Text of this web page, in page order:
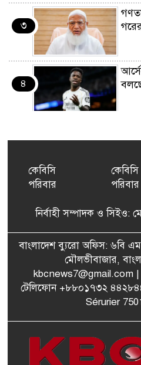
৩
৪
৫
কেবিসি
পরিবার
কেবিসি
পরিবার
নির্বাহী সম্পাদক ও সিইও:
বাংলাদেশ ব্যুরো অফিস: ৬বি
মৌলভীবাজার,
kbcnews7@gmail.com
টেলিফোন +৮৮০১৭৩২
Sérurier